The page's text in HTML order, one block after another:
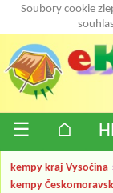
Soubory cookie
☰ ⌂
kempy kraj Vysočina
kempy